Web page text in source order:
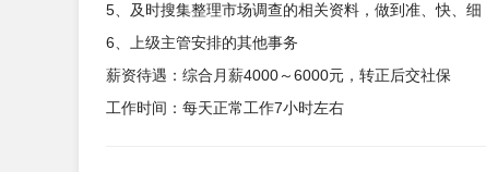
5、及时搜集整理市场调查的相关资料，做到准、快、细
6、上级主管安排的其他事务
薪资待遇：综合月薪4000～6000元，转正后交社保
工作时间：每天正常工作7小时左右